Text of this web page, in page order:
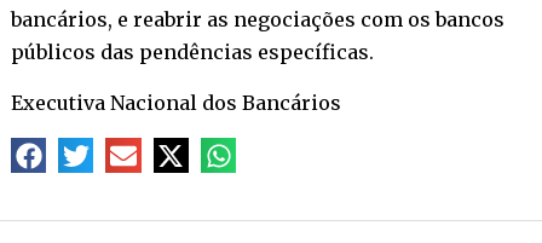
bancários, e reabrir as negociações com os bancos
públicos das pendências específicas.
Executiva Nacional dos Bancários